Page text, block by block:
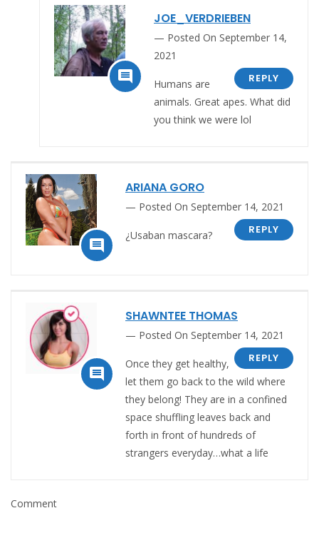

JOE_VERDRIEBEN
Posted On September 14,
2021
REPLY
Humans are
animals. Great apes. What did
you think we were lol

ARIANA GORO
Posted On September 14, 2021
REPLY
¿Usaban mascara?

SHAWNTEE THOMAS
Posted On September 14, 2021
REPLY
Once they get healthy,
let them go back to the wild where
they belong! They are in a confined
space shuffling leaves back and
forth in front of hundreds of
strangers everyday…what a life
Comment